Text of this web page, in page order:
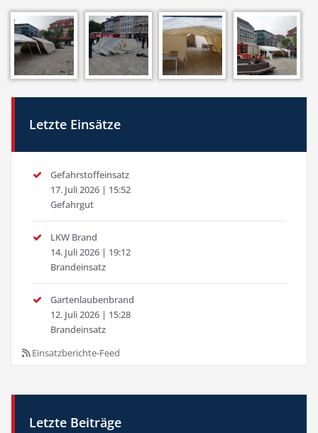
Letzte Einsätze
Gefahrstoffeinsatz
17. Juli 2026 | 15:52
Gefahrgut
LKW Brand
14. Juli 2026 | 19:12
Brandeinsatz
Gartenlaubenbrand
12. Juli 2026 | 15:28
Brandeinsatz
Einsatzberichte-Feed
Letzte Beiträge